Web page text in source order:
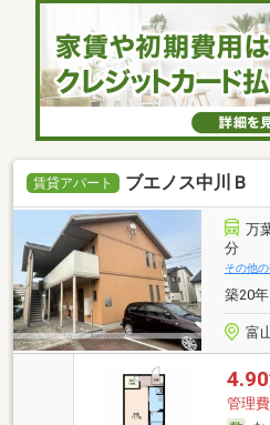
賃貸アパート ブエノス中川Ｂ
万
分
その他
築20
富
4.90
管理